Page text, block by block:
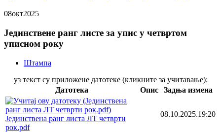
08окт2025
Јединствене ранг листе за упис у четвртом
уписном року
Штампа
уз текст су приложене датотеке (кликните за учитавање):
Датотека
Опис Задња измена
Јединствена ранг листа ЛТ четврти
рок.pdf
08.10.2025.19:20